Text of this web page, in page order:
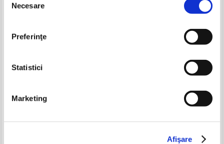
consimțământului
Necesare
Preferinţe
Statistici
Marketing
Afişare
Adaugă în coș
Alain Dewerpe - Spionul
Lei